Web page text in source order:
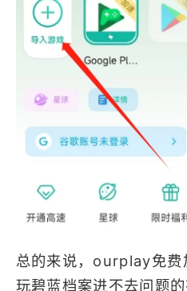
总的来说，ourplay免费
玩碧蓝档案进不去问题